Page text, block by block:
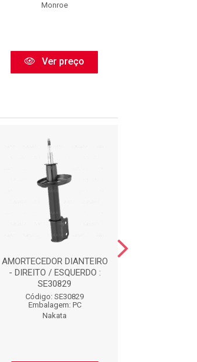
Monroe
Ver preço
AMORTECEDOR DIANTEIRO
- DIREITO / ESQUERDO :
SE30829
Código: SE30829
Embalagem: PC
Nakata